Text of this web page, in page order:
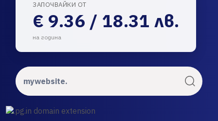
ЗАПОЧВАЙКИ ОТ
€ 9.36 / 18.31 лв.
на година